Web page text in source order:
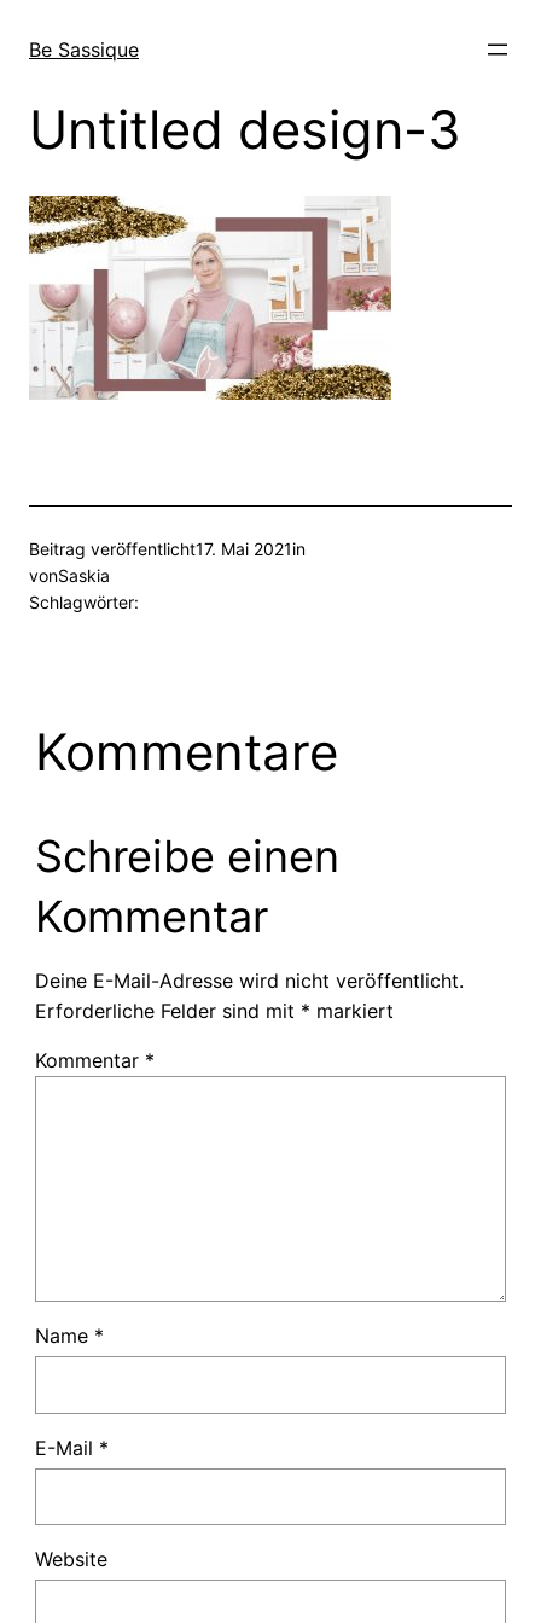
zum
wechseln
Be Sassique
Untitled design-3
Beitrag veröffentlicht17. Mai 2021in
vonSaskia
Schlagwörter:
Kommentare
Schreibe einen
Kommentar
Deine E-Mail-Adresse wird nicht veröffentlicht.
Erforderliche Felder sind mit * markiert
Kommentar *
Name *
E-Mail *
Website